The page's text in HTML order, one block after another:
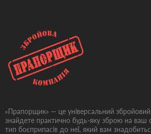
«Прапорщик» — це універсальний
знайдете практично будь-яку зброю на ваш
тип боєприпасів до неї, який вам